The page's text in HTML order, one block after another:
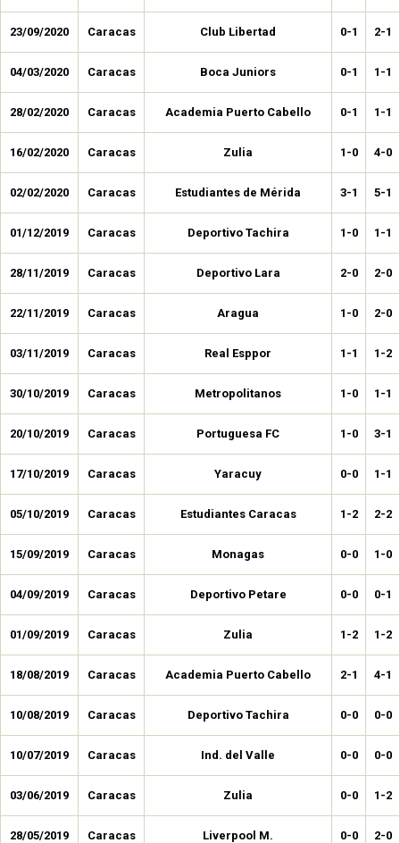
23/09/2020 Caracas Club Libertad 0-1 2-1
04/03/2020 Caracas Boca Juniors 0-1 1-1
28/02/2020 Caracas Academia Puerto Cabello 0-1 1-1
16/02/2020 Caracas Zulia 1-0 4-0
02/02/2020 Caracas Estudiantes de Mérida 3-1 5-1
01/12/2019 Caracas Deportivo Tachira 1-0 1-1
28/11/2019 Caracas Deportivo Lara 2-0 2-0
22/11/2019 Caracas Aragua 1-0 2-0
03/11/2019 Caracas Real Esppor 1-1 1-2
30/10/2019 Caracas Metropolitanos 1-0 1-1
20/10/2019 Caracas Portuguesa FC 1-0 3-1
17/10/2019 Caracas Yaracuy 0-0 1-1
05/10/2019 Caracas Estudiantes Caracas 1-2 2-2
15/09/2019 Caracas Monagas 0-0 1-0
04/09/2019 Caracas Deportivo Petare 0-0 0-1
01/09/2019 Caracas Zulia 1-2 1-2
18/08/2019 Caracas Academia Puerto Cabello 2-1 4-1
10/08/2019 Caracas Deportivo Tachira 0-0 0-0
10/07/2019 Caracas Ind. del Valle 0-0 0-0
03/06/2019 Caracas Zulia 0-0 1-2
28/05/2019 Caracas Liverpool M. 0-0 2-0